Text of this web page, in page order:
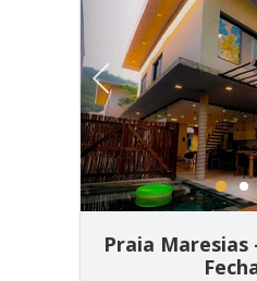
Previous
1 2
Praia Maresias